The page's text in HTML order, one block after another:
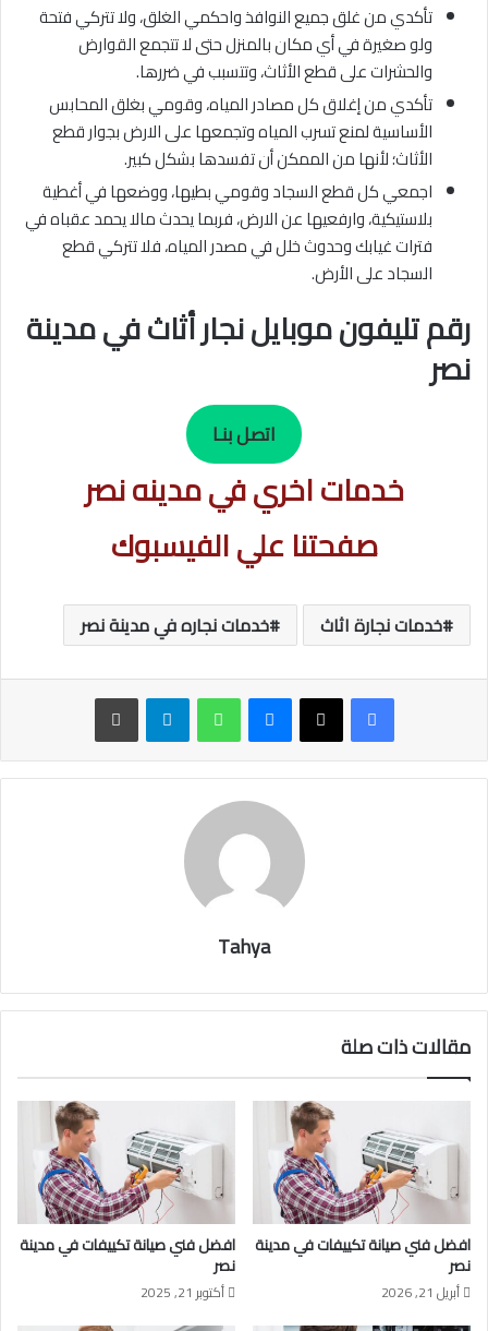
تأكدي من غلق جميع النوافذ واحكمي الغلق، ولا تتركي فتحة
ولو صغيرة في أي مكان بالمنزل حتى لا تتجمع القوارض
والحشرات على قطع الأثاث، وتتسبب في ضررها.
تأكدي من إغلاق كل مصادر المياه، وقومي بغلق المحابس
الأساسية لمنع تسرب المياه وتجمعها على الارض بجوار قطع
الأثاث؛ لأنها من الممكن أن تفسدها بشكل كبير.
اجمعي كل قطع السجاد وقومي بطيها، ووضعها في أغطية
بلاستيكية، وارفعيها عن الارض، فربما يحدث مالا يحمد عقباه في
فترات غيابك وحدوث خلل في مصدر المياه، فلا تتركي قطع
السجاد على الأرض.
رقم تليفون موبايل نجار أثاث في مدينة
نصر
اتصل بنـا
خدمات اخري في مدينه نصر
صفحتنا علي الفيسبوك
خدمات نجارة اثاث خدمات نجاره في مدينة نصر
ماسنجر واتساب تيلقرام طباعة
Tahya
مقالات ذات صلة
افضل فني صيانة تكييفات في مدينة
نصر
أبريل 21, 2026
افضل فني صيانة تكييفات في مدينة
نصر
أكتوبر 21, 2025